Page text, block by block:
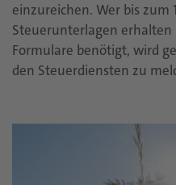
einzureichen. Wer bis zum
Steuerunterlagen erhalten
Formulare benötigt, wird
den Steuerdiensten zu